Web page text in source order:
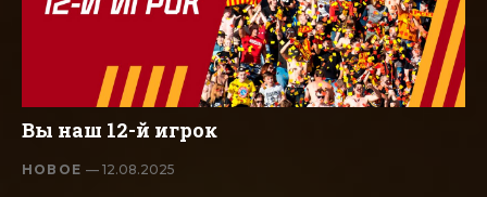
Вы наш 12-й игрок
НОВОЕ— 12.08.2025